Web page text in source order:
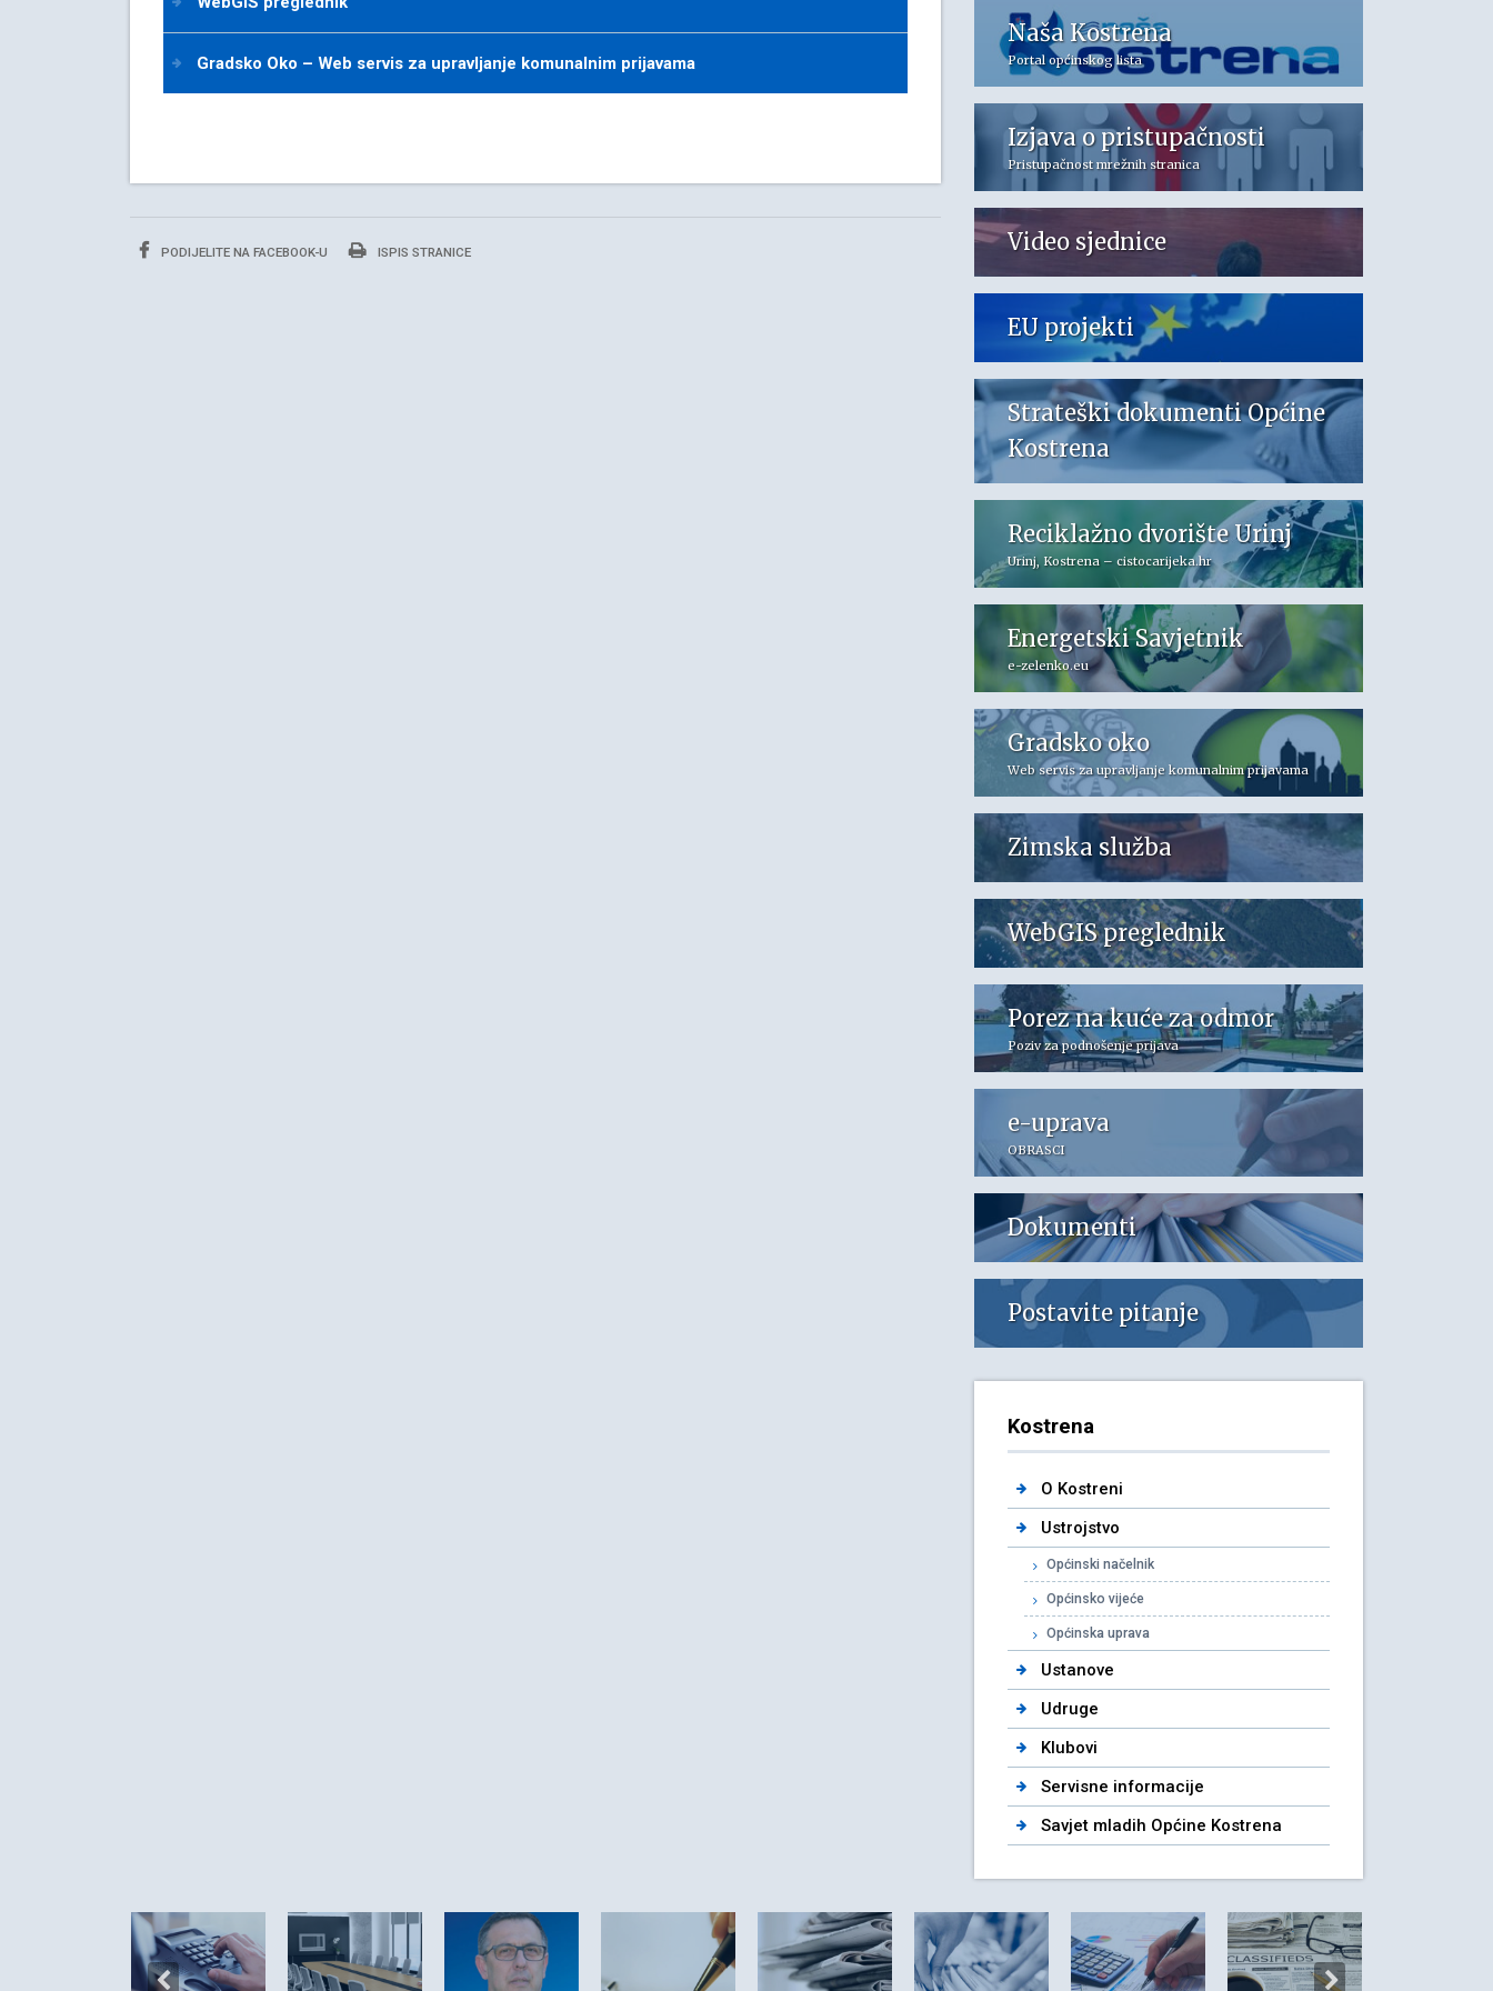
Gradsko Oko – Web servis za upravljanje komunalnim prijavama
PODIJELITE NA FACEBOOK-U ISPIS STRANICE
Naša Kostrena
Portal općinskog lista
Izjava o pristupačnosti
Pristupačnost mrežnih stranica
Video sjednice
EU projekti
Strateški dokumenti Općine
Kostrena
Reciklažno dvorište Urinj
Urinj, Kostrena – cistocarijeka.hr
Energetski Savjetnik
e-zelenko.eu
Gradsko oko
Web servis za upravljanje komunalnim prijavama
Zimska služba
WebGIS preglednik
Porez na kuće za odmor
Poziv za podnošenje prijava
e-uprava
OBRASCI
Dokumenti
Postavite pitanje
Kostrena
O Kostreni
Ustrojstvo
Općinski načelnik
Općinsko vijeće
Općinska uprava
Ustanove
Udruge
Klubovi
Servisne informacije
Savjet mladih Općine Kostrena